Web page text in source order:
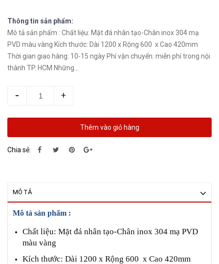
Thông tin sản phẩm:
Mô tả sản phẩm : Chất liệu: Mặt đá nhân tạo-Chân inox 304 mạ
PVD màu vàng Kích thước: Dài 1200 x Rộng 600 x Cao 420mm
Thời gian giao hàng: 10-15 ngày Phí vận chuyển: miễn phí trong nội
thành TP. HCM Những...
- +
Thêm vào giỏ hàng
Chia sẻ:
MÔ TẢ
Mô tả sản phẩm :
Chất liệu: Mặt đá nhân tạo-Chân inox 304 mạ PVD
màu vàng
Kích thước: Dài 1200 x Rộng 600 x Cao 420mm